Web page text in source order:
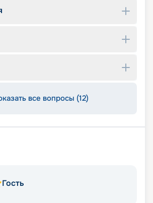
все вопросы (12)
Гость